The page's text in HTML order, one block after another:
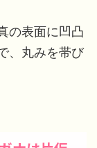
の表面に凹凸
、丸みを帯び